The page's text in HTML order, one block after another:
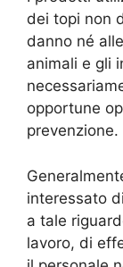
dei topi non
danno né
animali e gli
opportune
prevenzione.
interessato
a tale
lavoro, di